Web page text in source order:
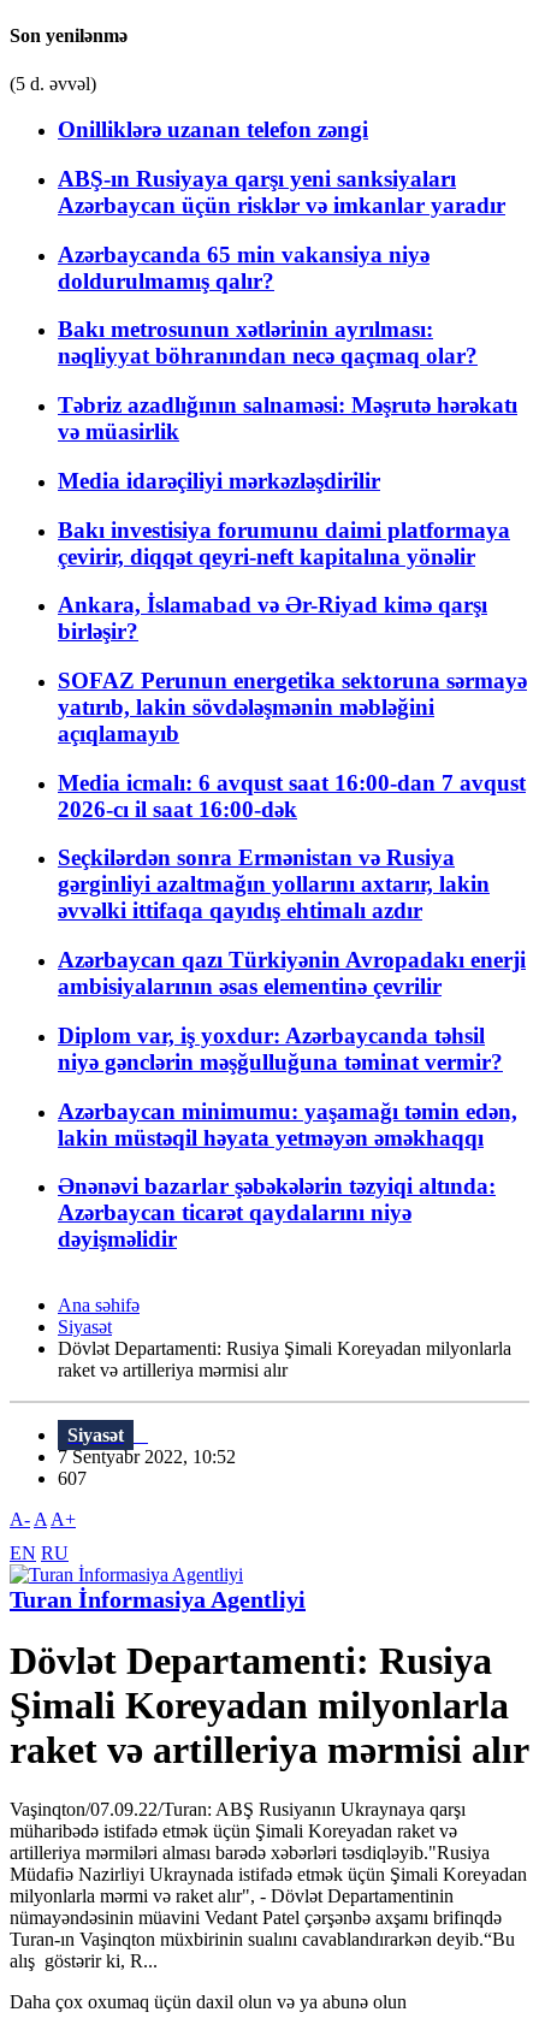
Son yenilənmə
(5 d. əvvəl)
Onilliklərə uzanan telefon zəngi
ABŞ-ın Rusiyaya qarşı yeni sanksiyaları
Azərbaycan üçün risklər və imkanlar yaradır
Azərbaycanda 65 min vakansiya niyə
doldurulmamış qalır?
Bakı metrosunun xətlərinin ayrılması:
nəqliyyat böhranından necə qaçmaq olar?
Təbriz azadlığının salnaməsi: Məşrutə hərəkatı
və müasirlik
Media idarəçiliyi mərkəzləşdirilir
Bakı investisiya forumunu daimi platformaya
çevirir, diqqət qeyri-neft kapitalına yönəlir
Ankara, İslamabad və Ər-Riyad kimə qarşı
birləşir?
SOFAZ Perunun energetika sektoruna sərmayə
yatırıb, lakin sövdələşmənin məbləğini
açıqlamayıb
Media icmalı: 6 avqust saat 16:00-dan 7 avqust
2026-cı il saat 16:00-dək
Seçkilərdən sonra Ermənistan və Rusiya
gərginliyi azaltmağın yollarını axtarır, lakin
əvvəlki ittifaqa qayıdış ehtimalı azdır
Azərbaycan qazı Türkiyənin Avropadakı enerji
ambisiyalarının əsas elementinə çevrilir
Diplom var, iş yoxdur: Azərbaycanda təhsil
niyə gənclərin məşğulluğuna təminat vermir?
Azərbaycan minimumu: yaşamağı təmin edən,
lakin müstəqil həyata yetməyən əməkhaqqı
Ənənəvi bazarlar şəbəkələrin təzyiqi altında:
Azərbaycan ticarət qaydalarını niyə
dəyişməlidir
Ana səhifə
Siyasət
Dövlət Departamenti: Rusiya Şimali Koreyadan milyonlarla
raket və artilleriya mərmisi alır
Siyasət
7 Sentyabr 2022, 10:52
607
A- A A+
EN RU
Turan İnformasiya Agentliyi
Dövlət Departamenti: Rusiya
Şimali Koreyadan milyonlarla
raket və artilleriya mərmisi alır
Vaşinqton/07.09.22/Turan: ABŞ Rusiyanın Ukraynaya qarşı
müharibədə istifadə etmək üçün Şimali Koreyadan raket və
artilleriya mərmiləri alması barədə xəbərləri təsdiqləyib."Rusiya
Müdafiə Nazirliyi Ukraynada istifadə etmək üçün Şimali Koreyadan
milyonlarla mərmi və raket alır", - Dövlət Departamentinin
nümayəndəsinin müavini Vedant Patel çərşənbə axşamı brifinqdə
Turan-ın Vaşinqton müxbirinin sualını cavablandırarkən deyib.“Bu
alış göstərir ki, R...
Daha çox oxumaq üçün daxil olun və ya abunə olun